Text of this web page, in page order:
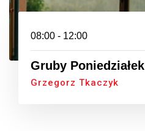
08:00 - 12:00
Gruby Poniedziałek
Grzegorz Tkaczyk